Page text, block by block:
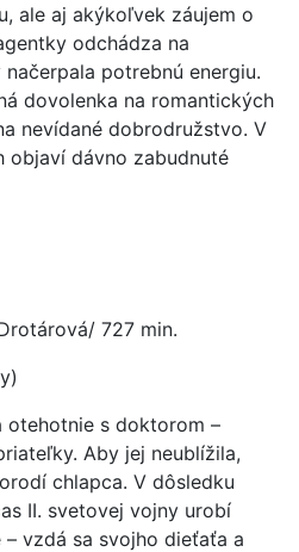
ale aj akýkoľvek záujem o
odchádza na
potrebnú energiu.
dovolenka na romantických
nevídané dobrodružstvo. V
objaví dávno zabudnuté
727 min.
otehotnie s doktorom –
Aby jej neublížila,
chlapca. V dôsledku
II. svetovej vojny urobí
vzdá sa svojho dieťaťa a